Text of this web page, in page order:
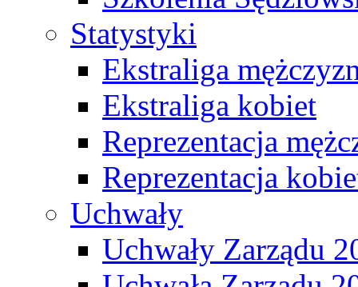
Statystyki
Ekstraliga
Ekstraliga kobiet
Reprezentacja
Reprezentacja
Uchwały
Uchwały Zarządu